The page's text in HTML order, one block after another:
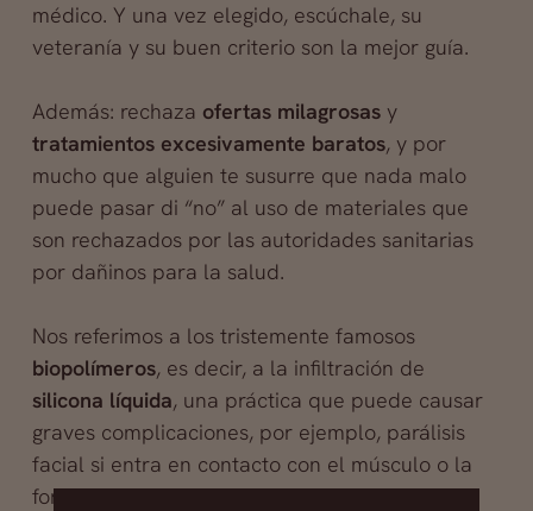
médico. Y una vez elegido, escúchale, su
veteranía y su buen criterio son la mejor guía.
Además: rechaza ofertas milagrosasy
tratamientos excesivamente baratos, y por
mucho que alguien te susurre que nada malo
puede pasar di “no” al uso de materiales que
son rechazados por las autoridades sanitarias
por dañinos para la salud.
Nos referimos a los tristemente famosos
biopolímeros, es decir, a la infiltración de
silicona líquida, una práctica que puede causar
graves complicaciones, por ejemplo, parálisis
facial si entra en contacto con el músculo o la
formación de siliconomas causados por la